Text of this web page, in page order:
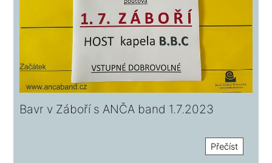
Bavr v Záboří s ANČA band 1.7.2023
Přečíst